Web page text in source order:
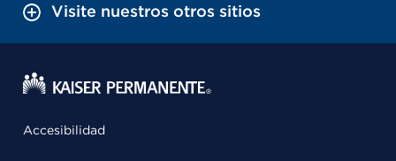
Visite nuestros otros sitios
Accesibilidad